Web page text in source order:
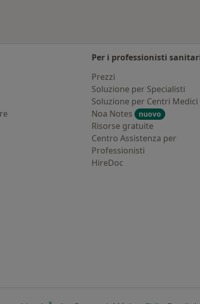
Per i professionisti
Prezzi
Soluzione per Specialisti
Soluzione per Centri Medici
Noa Notes
nuovo
Risorse gratuite
Centro Assistenza per
Professionisti
HireDoc